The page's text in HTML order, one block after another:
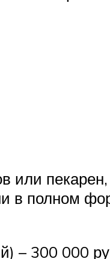
или
в полном
– 300 000